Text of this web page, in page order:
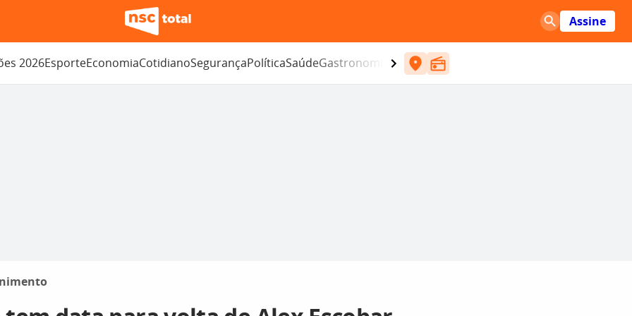
Assine
2026EsporteEconomiaCotidianoSegurançaPolíticaSaúdeGastronomia Entretenimento